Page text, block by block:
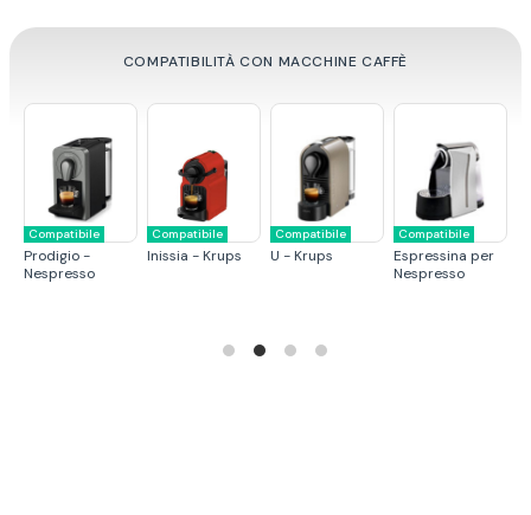
COMPATIBILITÀ CON MACCHINE CAFFÈ
Compatibile
Prodigio -
Nespresso
Compatibile
Inissia - Krups
Compatibile
U - Krups
Compatibile
Espressina per
Nespresso